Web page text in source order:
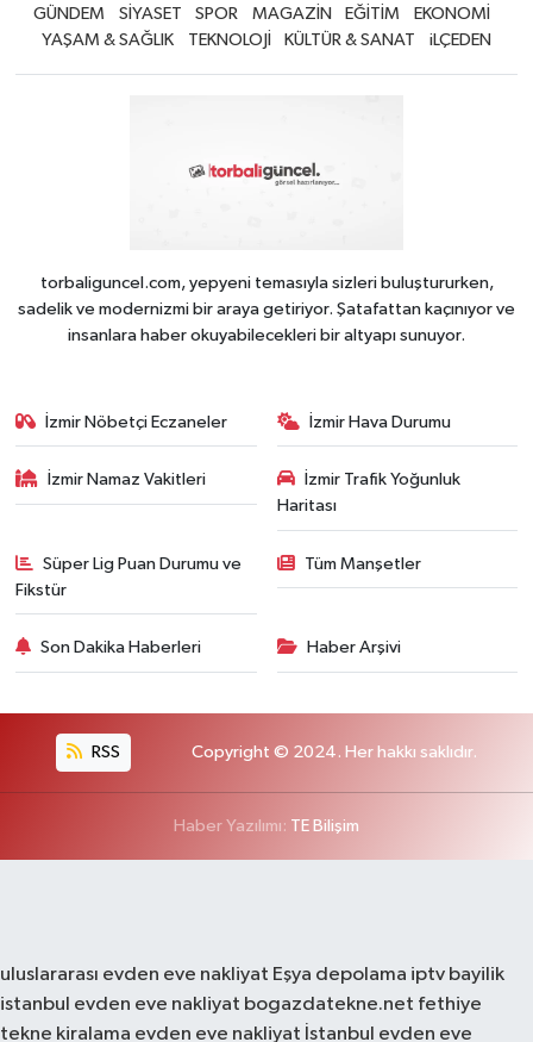
GÜNDEM SİYASET SPOR MAGAZİN EĞİTİM
EKONOMİ
YAŞAM & SAĞLIK
TEKNOLOJİ KÜLTÜR & SANAT iLÇEDEN
torbaliguncel.com, yepyeni temasıyla sizleri buluştururken,
sadelik ve modernizmi bir araya getiriyor. Şatafattan kaçınıyor ve
insanlara haber okuyabilecekleri bir altyapı sunuyor.
İzmir Nöbetçi Eczaneler İzmir Hava Durumu
İzmir Namaz Vakitleri
İzmir Trafik Yoğunluk
Haritası
Süper Lig Puan Durumu ve
Fikstür
Tüm Manşetler
Son Dakika Haberleri Haber Arşivi
RSS Copyright © 2024. Her hakkı saklıdır.
Haber Yazılımı: TE Bilişim
uluslararası evden eve nakliyat Eşya depolama iptv bayilik
istanbul evden eve nakliyat bogazdatekne.net fethiye
tekne kiralama evden eve nakliyat İstanbul evden eve